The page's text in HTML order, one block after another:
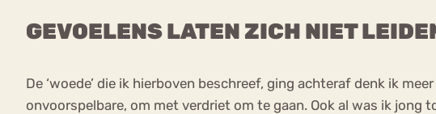
GEVOELENS LATEN ZICH NIET
De ‘woede’ die ik hierboven beschreef, ging achteraf denk ik
onvoorspelbare, om met verdriet om te gaan. Ook al was ik jong